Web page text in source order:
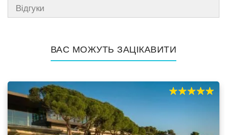
Відгуки
ВАС МОЖУТЬ ЗАЦІКАВИТИ